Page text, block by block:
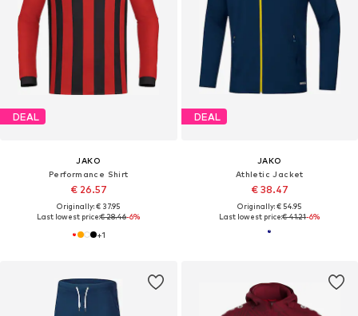
DEAL
JAKO
Performance Shirt
€ 26.57
Originally: € 37.95
Last lowest price:€ 28.46-6%
+1
DEAL
JAKO
Athletic Jacket
€ 38.47
Originally: € 54.95
Last lowest price:€ 41.21-6%